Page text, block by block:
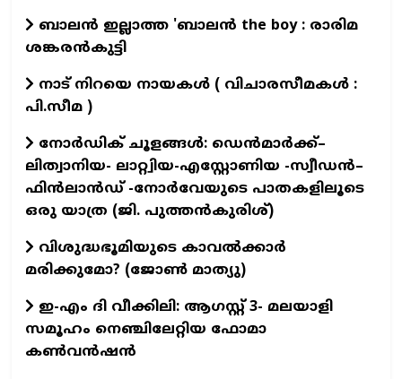
ബാലൻ ഇല്ലാത്ത 'ബാലൻ the boy : രാരിമ
ശങ്കരൻകുട്ടി
നാട് നിറയെ നായകൾ ( വിചാരസീമകൾ :
പി.സീമ )
നോർഡിക് ചൂളങ്ങൾ: ഡെൻമാർക്ക്–
ലിത്വാനിയ- ലാറ്റ്വിയ-എസ്റ്റോണിയ -സ്വീഡൻ–
ഫിൻലാൻഡ് -നോർവേയുടെ പാതകളിലൂടെ
ഒരു യാത്ര (ജി. പുത്തൻകുരിശ്)
വിശുദ്ധഭൂമിയുടെ കാവല്‍ക്കാര്‍
മരിക്കുമോ? (ജോണ്‍ മാത്യു)
ഇ-എം ദി വീക്കിലി: ആഗസ്റ്റ് 3- മലയാളി
സമൂഹം നെഞ്ചിലേറ്റിയ ഫോമാ
കൺവൻഷൻ